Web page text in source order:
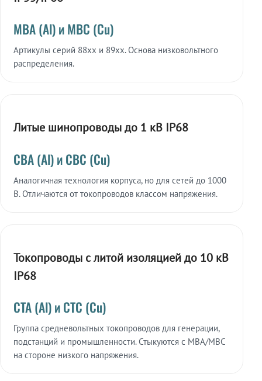
МВА (Al) и МВС (Cu)
Артикулы серий 88xx и 89xx. Основа низковольтного
распределения.
Литые шинопроводы до 1 кВ IP68
СВА (Al) и СВС (Cu)
Аналогичная технология корпуса, но для сетей до 1000
В. Отличаются от токопроводов классом напряжения.
Токопроводы с литой изоляцией до 10 кВ
IP68
СТА (Al) и СТС (Cu)
Группа средневольтных токопроводов для генерации,
подстанций и промышленности. Стыкуются с МВА/МВС
на стороне низкого напряжения.